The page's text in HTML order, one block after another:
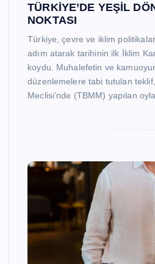
TÜRKİYE’DE YEŞİL
NOKTASI
Türkiye, çevre ve iklim
adım atarak tarihinin ilk İklim
koydu. Muhalefetin ve
düzenlemelere tabi tutulan
Meclisi’nde (TBMM) yapılan